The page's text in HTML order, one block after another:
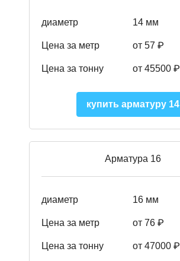
диаметр 14 мм
Цена за метр от 57 ₽
Цена за тонну от 45500 ₽
купить арматуру 14
Арматура 16
диаметр 16 мм
Цена за метр от 76 ₽
Цена за тонну от 47000 ₽